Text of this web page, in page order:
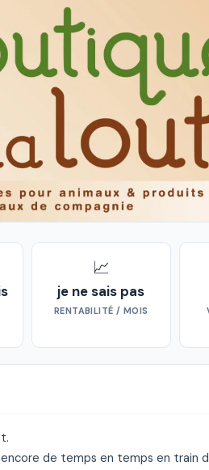
📈
je ne sais pas
RENTABILITÉ / MOIS
de temps en temps en train